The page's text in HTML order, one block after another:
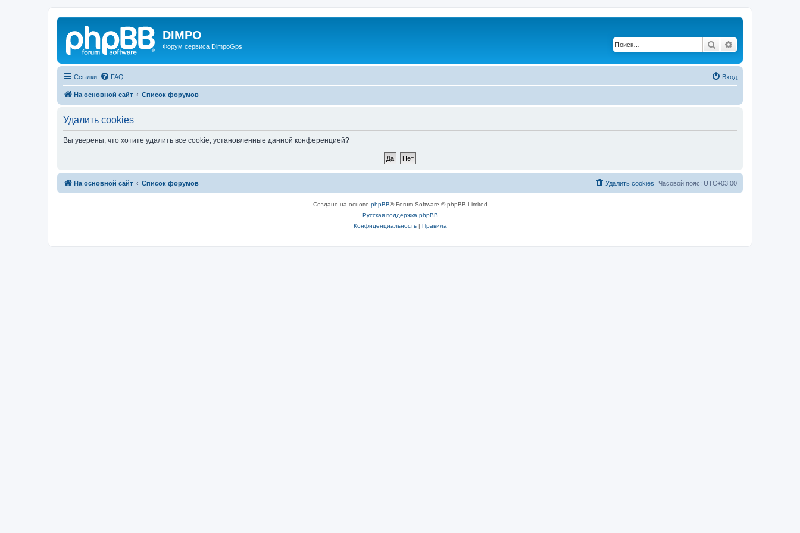
DIMPO
Форум сервиса DimpoGps Поиск
Ссылки FAQ Вход
На основной сайт Список форумов
Удалить cookies
Вы уверены, что хотите удалить все cookie, установленные данной конференцией?
На основной сайт Список форумов Часовой пояс: UTC+03:00
Удалить cookies
Создано на основе phpBB® Forum Software © phpBB Limited
Русская поддержка phpBB
Конфиденциальность| Правила